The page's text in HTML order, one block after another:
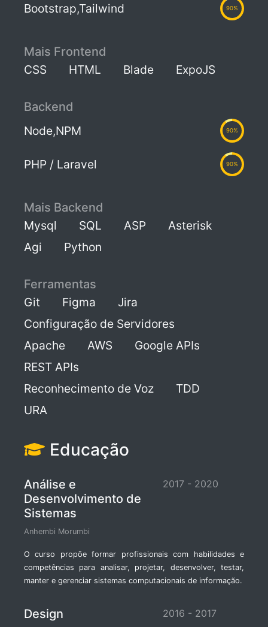
Bootstrap,Tailwind 90%
Mais Frontend
CSS
HTML Blade ExpoJS
Backend
Node,NPM
90%
PHP / Laravel 90%
Mais Backend
Mysql
SQL ASP
Asterisk
Agi
Python
Ferramentas
Git
Figma
Jira
Configuração de Servidores
Apache
AWS
Google APIs
REST APIs
Reconhecimento de Voz
TDD
URA
Educação
Análise e
Desenvolvimento de
Sistemas
Anhembi Morumbi
2017 - 2020
O curso propõe formar profissionais com habilidades e
competências para analisar, projetar, desenvolver, testar,
manter e gerenciar sistemas computacionais de informação.
Design 2016 - 2017